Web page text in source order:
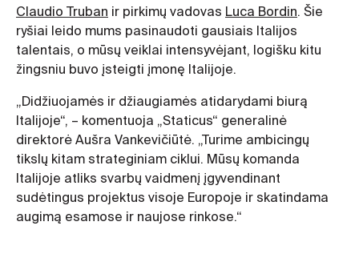
Claudio Truban ir pirkimų vadovas Luca Bordin. Šie
ryšiai leido mums pasinaudoti gausiais Italijos
talentais, o mūsų veiklai intensyvėjant, logišku kitu
žingsniu buvo įsteigti įmonę Italijoje.
„Didžiuojamės ir džiaugiamės atidarydami biurą
Italijoje“, – komentuoja „Staticus“ generalinė
direktorė Aušra Vankevičiūtė. „Turime ambicingų
tikslų kitam strateginiam ciklui. Mūsų komanda
Italijoje atliks svarbų vaidmenį įgyvendinant
sudėtingus projektus visoje Europoje ir skatindama
augimą esamose ir naujose rinkose.“